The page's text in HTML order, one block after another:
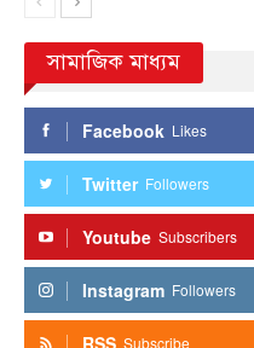
সামাজিক মাধ্যম
Facebook Likes
Twitter Followers
Youtube Subscribers
Instagram Followers
Subscribe